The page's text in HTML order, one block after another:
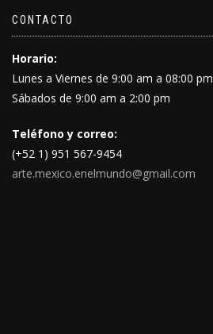
CONTACTO
Horario:
Lunes a Viernes de 9:00 am a 08:00 pm
Sábados de 9:00 am a 2:00 pm
Teléfono y correo:
(+52 1) 951 567-9454
arte.mexico.enelmundo@gmail.com